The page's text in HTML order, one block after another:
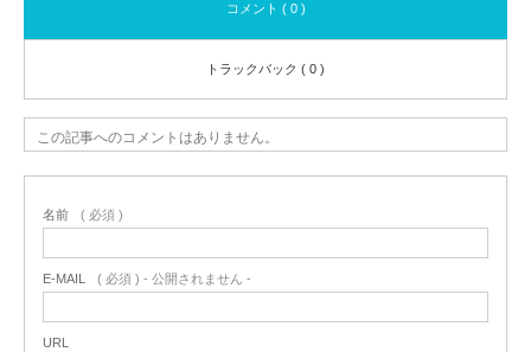
コメント ( 0 )
トラックバック ( 0 )
この記事へのコメントはありません。
名前 ( 必須 )
E-MAIL ( 必須 ) - 公開されません -
URL